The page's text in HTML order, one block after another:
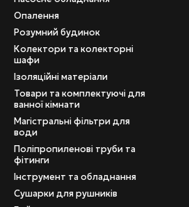
Опалення
Розумний будинок
Колектори та колекторні
шафи
Ізоляційні матеріали
Товари та комплектуючі для
ванної кімнати
Магістральні фільтри для
води
Поліпропиленові труби та
фітинги
Інструмент та обладнання
Сушарки для рушників